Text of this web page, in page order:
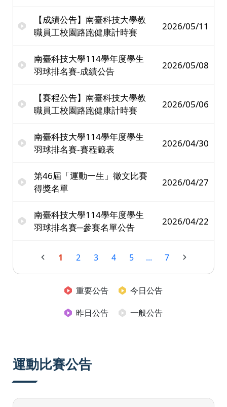
【成績公告】南臺科技大學教
職員工校園路跑健康計時賽
2026/05/11
南臺科技大學114學年度學生
羽球排名賽-成績公告
2026/05/08
【賽程公告】南臺科技大學教
職員工校園路跑健康計時賽
2026/05/06
南臺科技大學114學年度學生
羽球排名賽-賽程籤表
2026/04/30
第46屆「運動一生」徵文比賽
得獎名單
2026/04/27
南臺科技大學114學年度學生
羽球排名賽─參賽名單公告
2026/04/22
1 2 3 4 5 ... 7
重要公告
今日公告
昨日公告
一般公告
運動比賽公告